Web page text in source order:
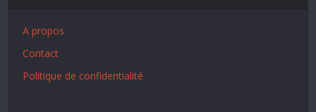
A propos
Contact
Politique de confidentialité